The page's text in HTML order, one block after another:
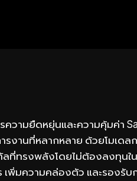
วามยืดหยุ่นและความคุ้มค่า
รงานที่หลากหลาย ด้วยโมเดล
ลที่ทรงพลังโดยไม่ต้องลงทุนใ
พิ่มความคล่องตัว และรองรั